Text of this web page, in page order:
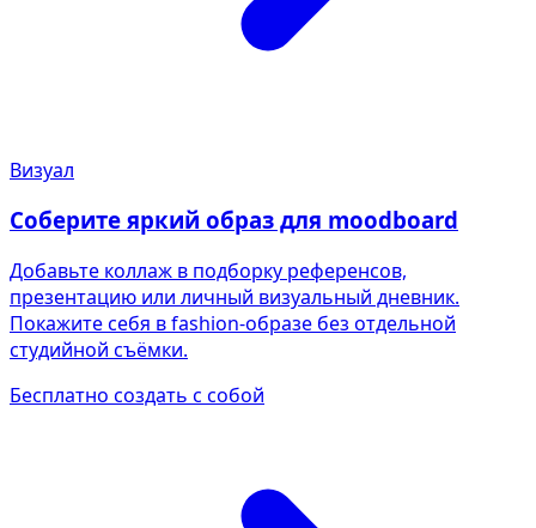
Визуал
Соберите яркий образ для moodboard
Добавьте коллаж в подборку референсов,
презентацию или личный визуальный дневник.
Покажите себя в fashion-образе без отдельной
студийной съёмки.
Бесплатно создать с собой